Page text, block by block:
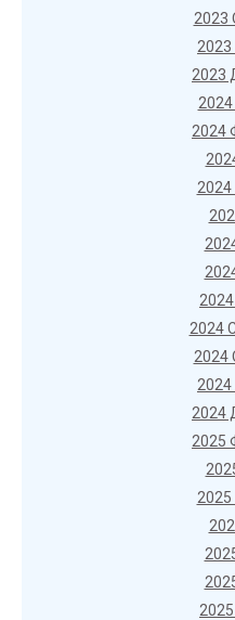
2023
2023
2024
2024
2024
2024
2025